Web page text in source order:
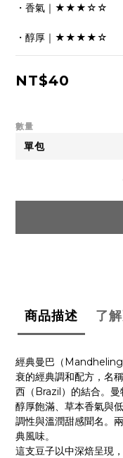
・香氣｜★★★☆☆
・醇厚｜★★★★☆
NT$40
數量
商品描述 了
經典曼巴（
衰的經典調和配方，名
西（ Brazil ）的結合。
醇厚飽滿、草本香氣與
調性與溫潤甜感聞名。
典風味。
這支豆子以中深焙呈現